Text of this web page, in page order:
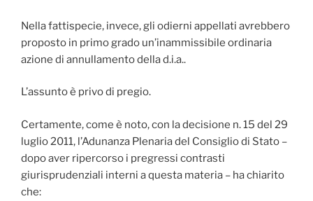
Nella fattispecie, invece, gli odierni appellati avrebbero
proposto in primo grado un’inammissibile ordinaria
azione di annullamento della d.i.a..
L’assunto è privo di pregio.
Certamente, come è noto, con la decisione n. 15 del 29
luglio 2011, l’Adunanza Plenaria del Consiglio di Stato –
dopo aver ripercorso i pregressi contrasti
giurisprudenziali interni a questa materia – ha chiarito
che: